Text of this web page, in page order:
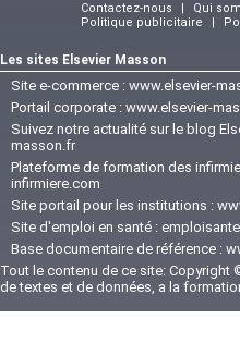
Contactez-nous | Qui
Politique publicitaire
|
Les sites Elsevier Masson
Site e-commerce : www.elsevier-
Portail corporate : www.elsevier-
Suivez notre actualité sur le blog
masson.fr
Plateforme de formation des
infirmiere.com
Site portail pour les institutions :
Site d'emploi en santé :
Base documentaire de référence :
Tout le contenu de ce site: Copyright
de textes et de données, a la